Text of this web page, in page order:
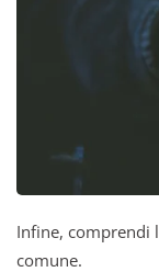
Infine, comprendi
comune.